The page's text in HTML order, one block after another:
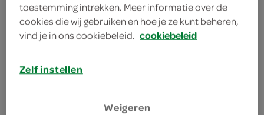
kies je winkel
toestemming intrekken. Meer informatie over de
cookies die wij gebruiken en hoe je ze kunt beheren,
vind je in ons cookiebeleid. cookiebeleid
Zelf instellen
Weigeren